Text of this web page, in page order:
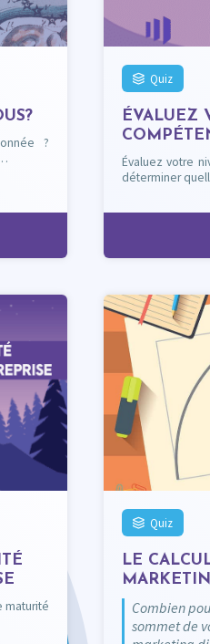
?
Quiz
ÉVALUEZ
Évaluez votre
déterminer
maturité
Quiz
LE
Combien
sommet de